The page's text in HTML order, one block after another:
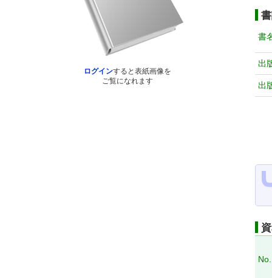
ログインすると表紙画像を
ご覧になれます
書
出
出
No.